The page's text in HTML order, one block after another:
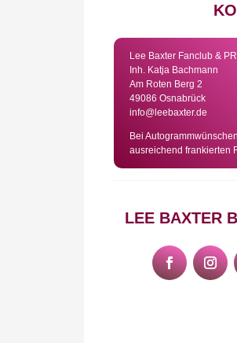
Lee Baxter Fanclub & PR
Inh. Katja Bachmann
Am Roten Berg 2
49086 Osnabrück
info@leebaxter.de
Bei
ausreichend frankierten
LEE BAXTER